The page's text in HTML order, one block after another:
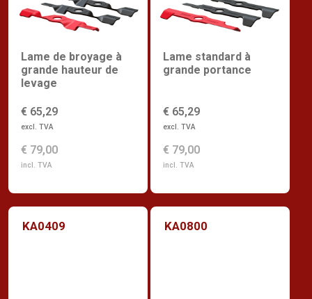
Lame de broyage à
grande hauteur de
levage
€ 65,29
excl. TVA
€ 79,00
incl. TVA
Lame standard à
grande portance
€ 65,29
excl. TVA
€ 79,00
incl. TVA
KA0409 KA0800